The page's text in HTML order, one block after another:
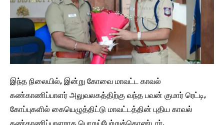
இந்த நிலையில், இன்று கோவை மாவட்ட காவல்
கண்காணிப்பாளர் அலுவலகத்திற்கு வந்த பவன் குமார் ரெட்டி,
கோப்புகளில் கையெழுத்திட்டு மாவட்டத்தின் புதிய காவல்